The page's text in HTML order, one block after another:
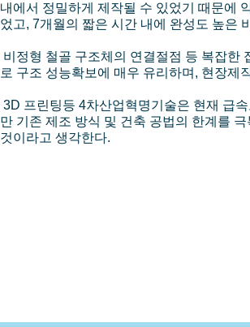
내에서 정밀하게 제작될 수 있었기 때문에
었고, 7개월의 짧은 시간 내에 완성도 높은
비정형 철골 구조체의 연결절점 등 복잡한
로 구조 성능확보에 매우 유리하며, 현장제
3D 프린팅등 4차산업혁명기술은 현재 급
만 기존 제조 방식 및 건축 공법의 한계를
것이라고 생각한다.